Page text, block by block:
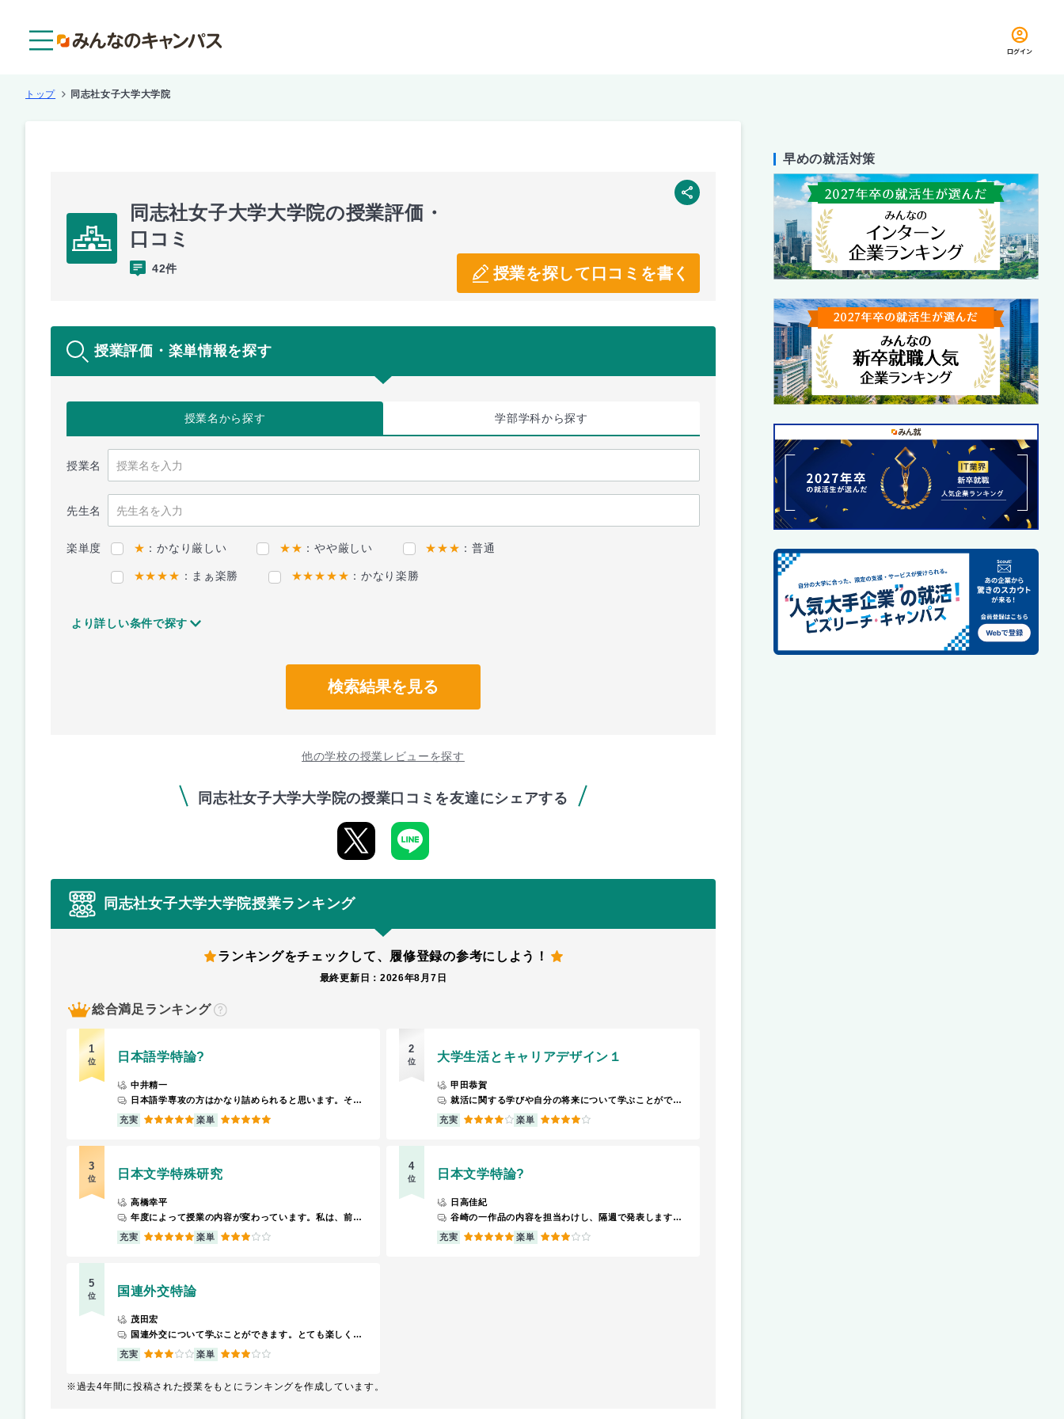
ログイン
トップ 同志社女子大学大学院
同志社女子大学大学院の授業評価・
口コミ
42件 授業を探して口コミを書く
SNS
授業評価・楽単情報を探す
授業名から探す 学部学科から探す
授業名
先生名
楽単度 ★ ：かなり厳しい ★★ ：やや厳しい ★★★ ：普通
★★★★ ：まぁ楽勝 ★★★★★ ：かなり楽勝
より詳しい条件で探す
検索結果を見る
他の学校の授業レビューを探す
同志社女子大学大学院の授業口コミを友達にシェアする
同志社女子大学大学院授業ランキング
ランキングをチェックして、 履修登録の参考にしよう！
最終更新日：2026年8月7日
総合満足ランキング
？
1
位 日本語学特論?
中井精一
日本語学専攻の方はかなり詰められると思います。それ以外専攻の方は、自分の研究対象と関西との関わりについて、幅広く学ばせようと努力してくださいます。 仲良しになれば、様々なところへ連れて行ってくださいます。フットワークが軽い方、あるいはパワフルな方でないと中井先生のテンションについていけず、疲れてしまうかもしれません。私は幸いにも相性がよかったみたいですが、通年の授業ですのでそこはよく判断した方が良いかと。
充実 5 楽単 5
2
位 大学生活とキャリアデザイン１
甲田恭賀
就活に関する学びや自分の将来について学ぶことができる
充実 4 楽単 4
3
位 日本文学特殊研究
高橋幸平
年度によって授業の内容が変わっています。私は、前期にとある書物の読解を隔週で発表し、後期に現代日本文学作家の小説を読み、批評し合う、ということをしました。後期の授業内容は翌年にも継承されているようですが、あまり真面目に読まず、なあなあな考えで授業に臨むと怒られるそうです。私の時はそんなことはなかったので、もしかしたら高橋先生のゼミ生のみ厳しい指導がされるのかもしれません。
充実 5 楽単 3
4
位 日本文学特論?
日高佳紀
谷崎の一作品の内容を担当わけし、隔週で発表します。発表内容に賛同してくれることは稀にありますが、基本的に色々突っ込まれます。なので、発表者は毎回不安を抱えて授業に挑みます。
充実 5 楽単 3
5
位 国連外交特論
茂田宏
国連外交について学ぶことができます。とても楽しく学べます。
充実 3 楽単 3
※過去4年間に投稿された授業をもとにランキングを作成しています。
早めの就活対策